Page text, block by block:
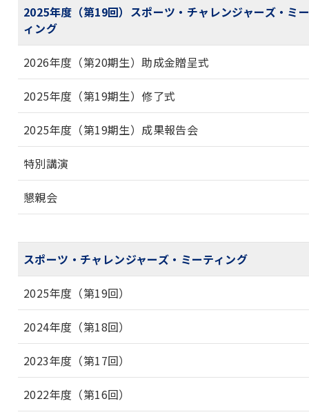
2025年度（第19回）スポーツ・チャレンジャーズ・ミ
ィング
2026年度（第20期生）助成金贈呈式
2025年度（第19期生）修了式
2025年度（第19期生）成果報告会
特別講演
懇親会
スポーツ・チャレンジャーズ・ミーティング
2025年度（第19回）
2024年度（第18回）
2023年度（第17回）
2022年度（第16回）